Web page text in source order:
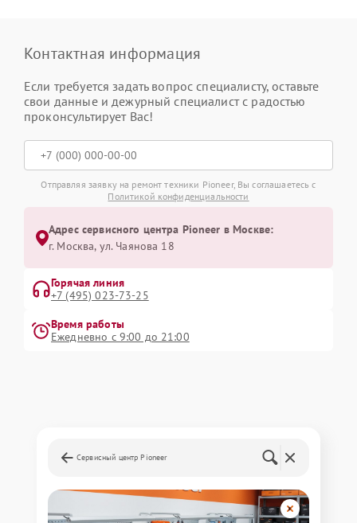
Контактная информация
Если требуется задать вопрос специалисту, оставьте
свои данные и дежурный специалист с радостью
проконсультирует Вас!
Отправляя заявку на ремонт техники Pioneer, Вы соглашаетесь с
Политикой конфиденциальности
Адрес сервисного центра Pioneer в Москве:
г. Москва, ул. Чаянова 18
Горячая линия
+7 (495) 023-73-25
Время работы
Ежедневно с 9:00 до 21:00
Сервисный центр Pioneer